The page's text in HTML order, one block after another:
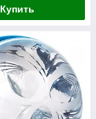
Купить